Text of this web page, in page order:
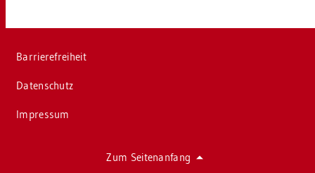
Bar­rie­re­frei­heit
Da­ten­schutz
Im­pres­sum
Zum Sei­ten­an­fang